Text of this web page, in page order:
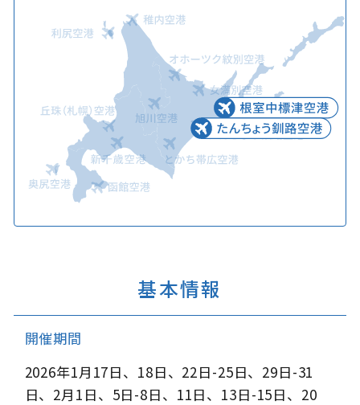
基本情報
開催期間
2026年1月17日、18日、22日-25日、29日-31
日、2月1日、5日-8日、11日、13日-15日、20